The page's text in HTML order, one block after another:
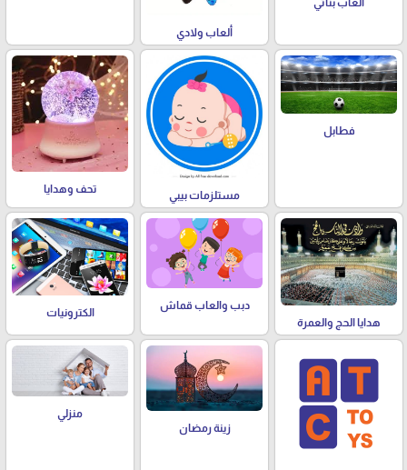
ألعاب بناتي
ألعاب ولادي
فطابل
مستلزمات بيبي
تحف وهدايا
هدايا الحج والعمرة
دبب والعاب قماش
الكترونيات
زينة رمضان
منزلي